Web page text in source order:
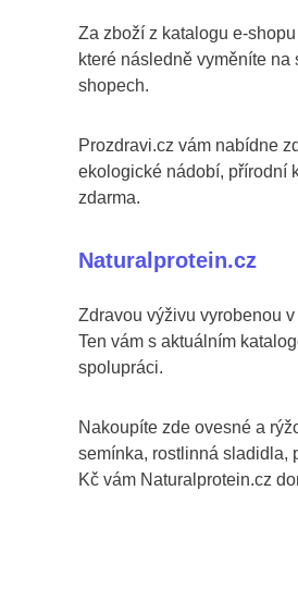
Za zboží z katalogu e-shopu
které následně vyměníte
shopech.
Prozdravi.cz vám nabídne
ekologické nádobí, přírodní
zdarma.
Naturalprotein.cz
Zdravou výživu vyrobenou
Ten vám s aktuálním
spolupráci.
Nakoupíte zde ovesné a
semínka, rostlinná sladidla,
Kč vám Naturalprotein.cz